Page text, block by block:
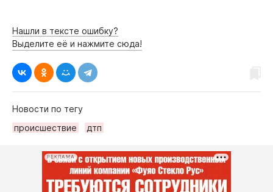
Нашли в тексте ошибку?
Выделите её и нажмите сюда!
Новости по тегу
происшествие
дтп
РЕКЛАМА